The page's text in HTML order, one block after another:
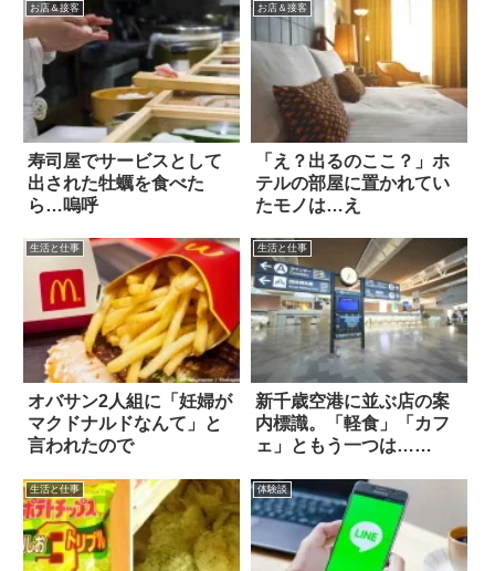
お店＆接客
寿司屋でサービスとして
出された牡蠣を食べた
ら…嗚呼
お店＆接客
「え？出るのここ？」ホ
テルの部屋に置かれてい
たモノは…え
生活と仕事
オバサン2人組に「妊婦が
マクドナルドなんて」と
言われたので
生活と仕事
新千歳空港に並ぶ店の案
内標識。「軽食」「カフ
ェ」ともう一つは…
生活と仕事 体験談